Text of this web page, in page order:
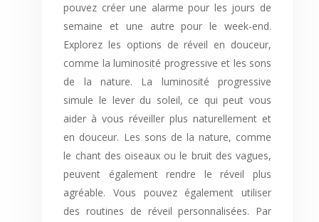
pouvez créer une alarme pour les jours de
semaine et une autre pour le week-end.
Explorez les options de réveil en douceur,
comme la luminosité progressive et les sons
de la nature. La luminosité progressive
simule le lever du soleil, ce qui peut vous
aider à vous réveiller plus naturellement et
en douceur. Les sons de la nature, comme
le chant des oiseaux ou le bruit des vagues,
peuvent également rendre le réveil plus
agréable. Vous pouvez également utiliser
des routines de réveil personnalisées. Par